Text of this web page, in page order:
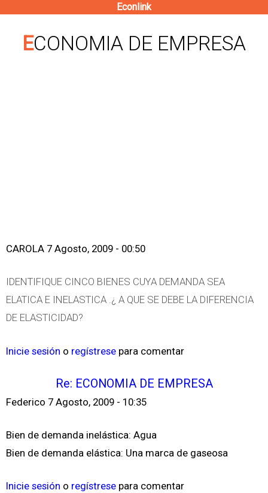
contenido
Econlink
ECONOMIA DE EMPRESA
CAROLA 7 Agosto, 2009 - 00:50
IDENTIFIQUE CINCO BIENES CUYA DEMANDA SEA
ELATICA E INELASTICA .¿ A QUE SE DEBE LA DIFERENCIA
DE ELASTICIDAD?
Inicie sesión o regístrese para comentar
Re: ECONOMIA DE EMPRESA
Federico 7 Agosto, 2009 - 10:35
Bien de demanda inelástica: Agua
Bien de demanda elástica: Una marca de gaseosa
Inicie sesión o regístrese para comentar